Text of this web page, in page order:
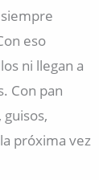
eso
ni llegan a
Con pan
próxima vez